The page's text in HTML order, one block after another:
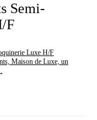
Semi-
F
Luxe H/F
Maison de Luxe, un